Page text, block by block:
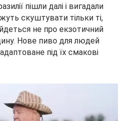
пішли далі і вигадали
скуштувати тільки ті,
не про екзотичний
Нове пиво для людей
під їх смакові